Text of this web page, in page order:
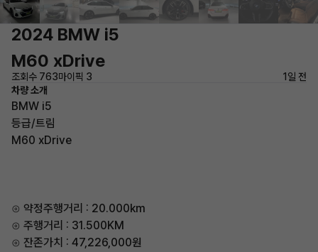
2024 BMW i5
M60 xDrive
조회수 763마이픽 3
1일 전
차량 소개
BMW i5
등급/트림
M60 xDrive
⊙ 약정주행거리 : 20.000km
⊙ 주행거리 : 31.500KM
⊙ 잔존가치 : 47,226,000원